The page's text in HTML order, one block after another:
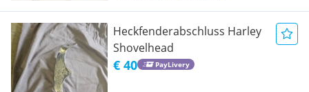
Heckfenderabschluss Harley
Shovelhead
€ 40 PayLivery